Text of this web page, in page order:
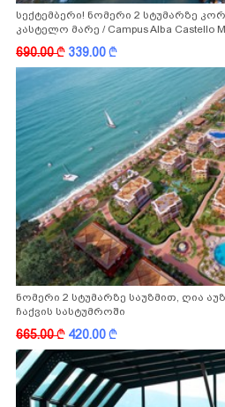
სექტემბერი! ნომერი 2 სტუმარზე
კასტელო მარე / Campus Alba Castello
690.00k 339.00k
ნომერი 2 სტუმარზე საუზმით, ღია
ჩაქვის სასტუმროში
665.00k 420.00k